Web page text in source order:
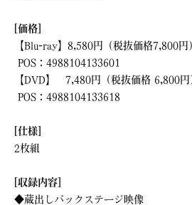
[価格]
【Blu-ray】8,580円（税抜価格7,800
POS：4988104133601
【DVD】 7,480円（税抜価格 6,800
POS：4988104133618
[仕様]
2枚組
[収録内容]
◆蔵出しバックステージ映像